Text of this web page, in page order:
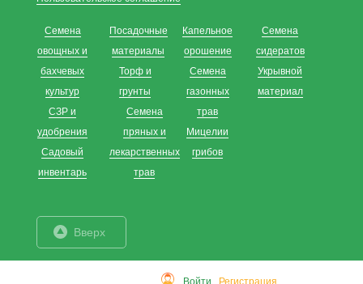
Семена
овощных и
бахчевых
культур
СЗР и
удобрения
Садовый
инвентарь
Посадочные
материалы
Торф и
грунты
Семена
пряных и
лекарственных
трав
Капельное
орошение
Семена
газонных
трав
Мицелии
грибов
Семена
сидератов
Укрывной
материал
Вверх
Войти Регистрация